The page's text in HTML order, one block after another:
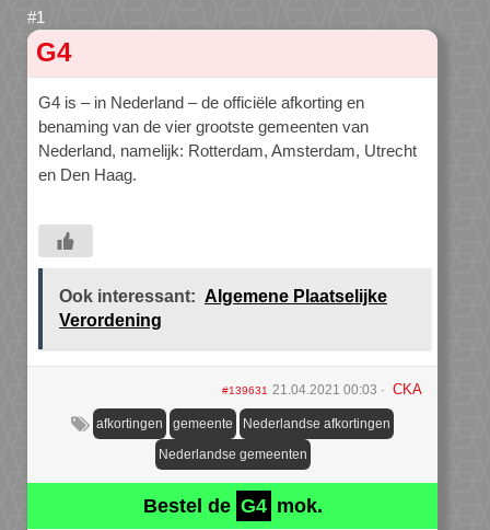
G4
G4 is – in Nederland – de officiële afkorting en
benaming van de vier grootste gemeenten van
Nederland, namelijk: Rotterdam, Amsterdam, Utrecht
en Den Haag.
Ook interessant: Algemene Plaatselijke
Verordening
#139631 21.04.2021 00:03 CKA
afkortingen gemeente Nederlandse afkortingen
Nederlandse gemeenten
Bestel de G4 mok.